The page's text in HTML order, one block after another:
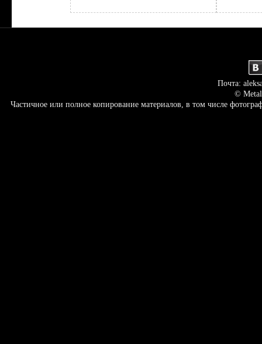
Почта:
©
Частичное или полное копирование материалов, в том числе